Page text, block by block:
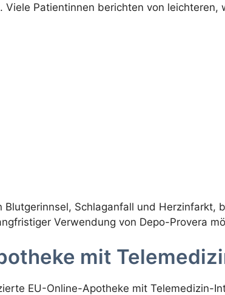
Patientinnen berichten von leichteren,
Schlaganfall und Herzinfarkt,
Verwendung von Depo-Provera
mit
EU-Online-Apotheke mit Telemedizin-